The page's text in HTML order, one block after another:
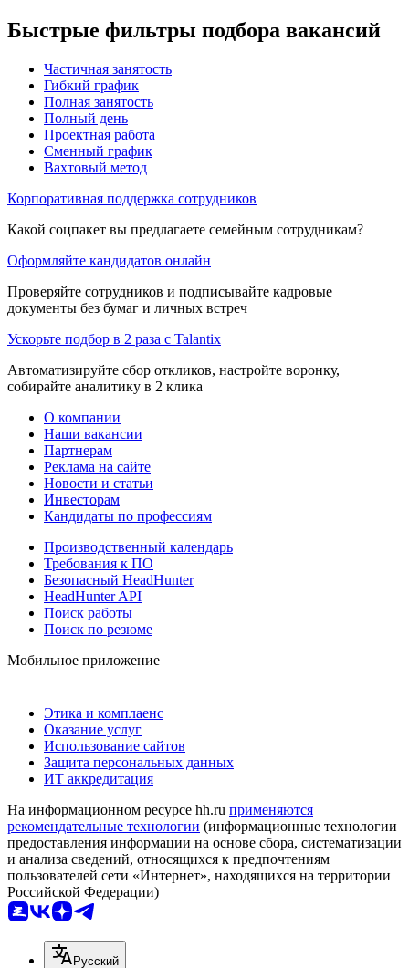
Быстрые фильтры подбора вакансий
Частичная занятость
Гибкий график
Полная занятость
Полный день
Проектная работа
Сменный график
Вахтовый метод
Корпоративная поддержка сотрудников
Какой соцпакет вы предлагаете семейным сотрудникам?
Оформляйте кандидатов онлайн
Проверяйте сотрудников и подписывайте кадровые
документы без бумаг и личных встреч
Ускорьте подбор в 2 раза с Talantix
Автоматизируйте сбор откликов, настройте воронку,
собирайте аналитику в 2 клика
О компании
Наши вакансии
Партнерам
Реклама на сайте
Новости и статьи
Инвесторам
Кандидаты по профессиям
Производственный календарь
Требования к ПО
Безопасный HeadHunter
HeadHunter API
Поиск работы
Поиск по резюме
Мобильное приложение
Этика и комплаенс
Оказание услуг
Использование сайтов
Защита персональных данных
ИТ аккредитация
На информационном ресурсе hh.ru применяются
рекомендательные технологии (информационные технологии
предоставления информации на основе сбора, систематизации
и анализа сведений, относящихся к предпочтениям
пользователей сети «Интернет», находящихся на территории
Российской Федерации)
Русский